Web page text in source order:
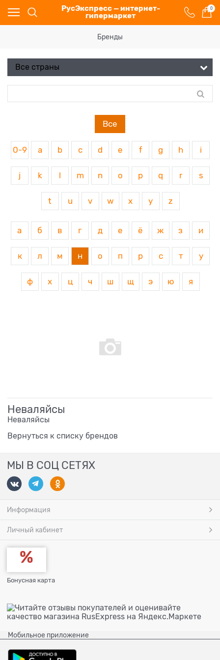
РусЭкспресс — интернет-
гипермаркет
0
Бренды
Все
0-9 a b c d e f g h i
j k m n o p q r s
t u v w x y z
а б в г д е ё ж з и
к л м н о п р с т у
ф х ц ч ш щ э ю я
Неваляйсы
Неваляйсы
Вернуться к списку брендов
МЫ В СОЦ СЕТЯХ
Информация
Личный кабинет
Бонусная карта
Мобильное приложение